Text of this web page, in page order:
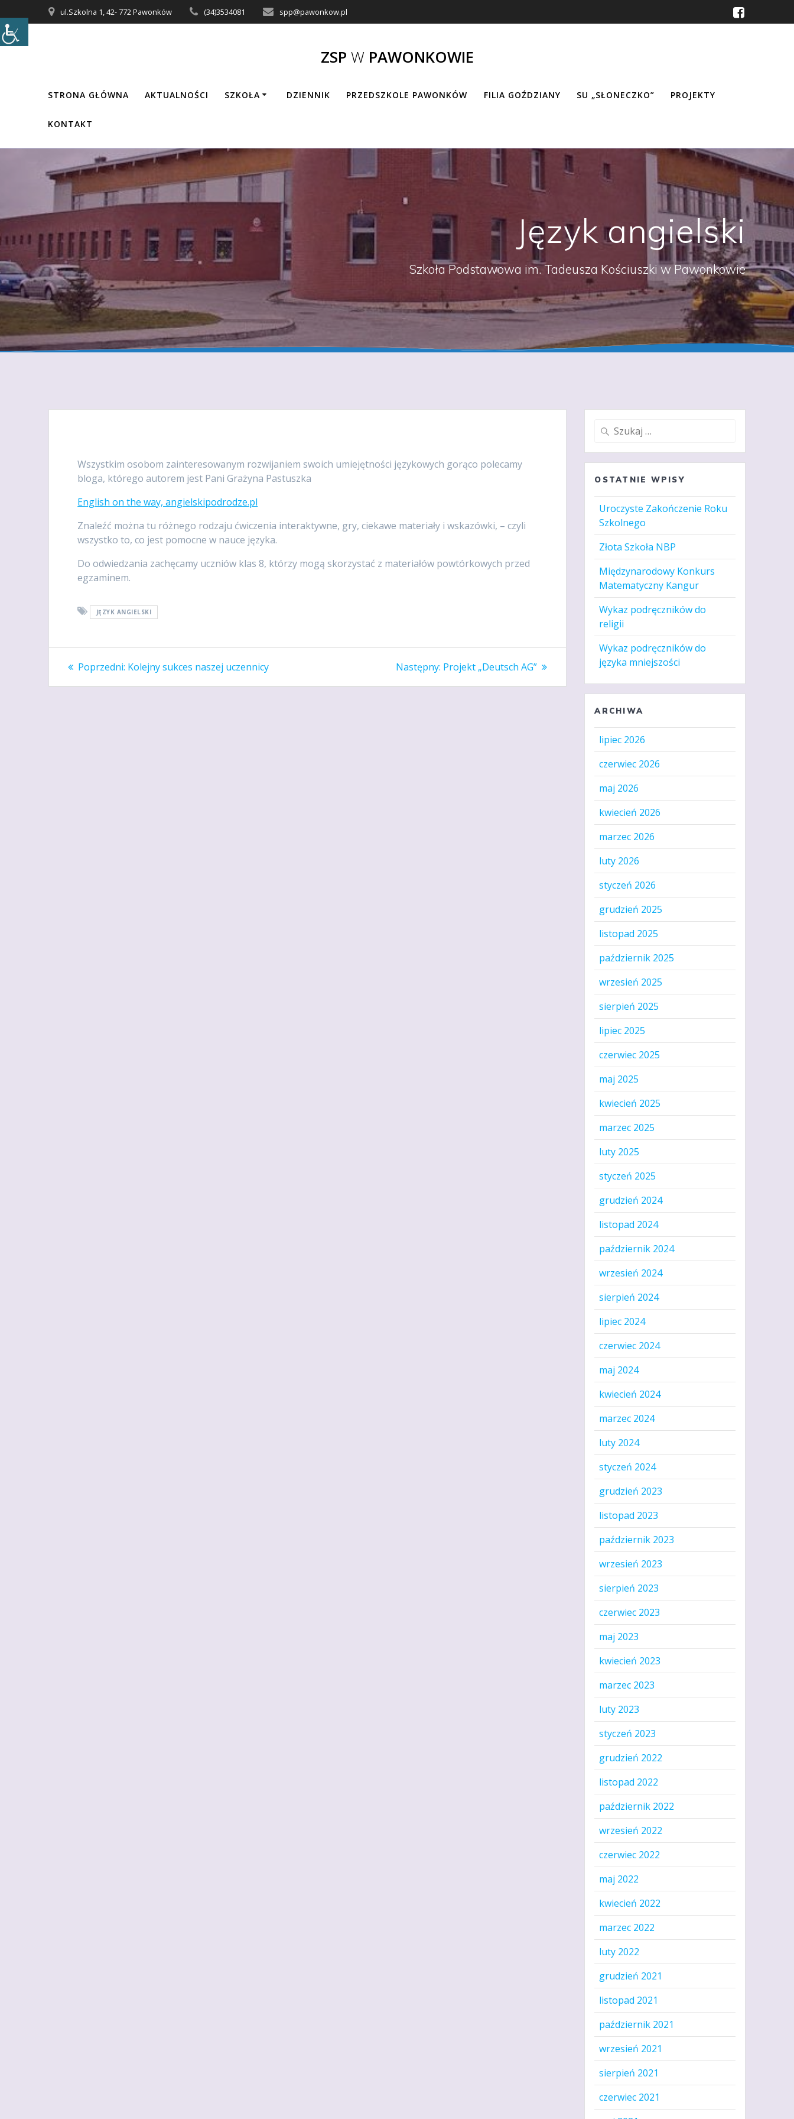
do
treści
ul.Szkolna 1, 42- 772 Pawonków (34)3534081 spp@pawonkow.pl
ZSP W PAWONKOWIE
STRONA GŁÓWNA AKTUALNOŚCI SZKOŁA DZIENNIK PRZEDSZKOLE PAWONKÓW FILIA GOŹDZIANY SU „SŁONECZKO” PROJEKTY
KONTAKT
Język angielski
Szkoła Podstawowa im. Tadeusza Kościuszki w Pawonkowie
Wszystkim osobom zainteresowanym rozwijaniem swoich umiejętności językowych gorąco polecamy
bloga, którego autorem jest Pani Grażyna Pastuszka
English on the way, angielskipodrodze.pl
Znaleźć można tu różnego rodzaju ćwiczenia interaktywne, gry, ciekawe materiały i wskazówki, – czyli
wszystko to, co jest pomocne w nauce języka.
Do odwiedzania zachęcamy uczniów klas 8, którzy mogą skorzystać z materiałów powtórkowych przed
egzaminem.
JĘZYK ANGIELSKI
Nawigacja
wpisu
Poprzedni: Poprzedni
Kolejny sukces naszej uczennicy Następny: Następny
Projekt „Deutsch AG”
Szukaj:
OSTATNIE WPISY
Uroczyste Zakończenie Roku
Szkolnego
Złota Szkoła NBP
Międzynarodowy Konkurs
Matematyczny Kangur
Wykaz podręczników do
religii
Wykaz podręczników do
języka mniejszości
ARCHIWA
lipiec 2026
czerwiec 2026
maj 2026
kwiecień 2026
marzec 2026
luty 2026
styczeń 2026
grudzień 2025
listopad 2025
październik 2025
wrzesień 2025
sierpień 2025
lipiec 2025
czerwiec 2025
maj 2025
kwiecień 2025
marzec 2025
luty 2025
styczeń 2025
grudzień 2024
listopad 2024
październik 2024
wrzesień 2024
sierpień 2024
lipiec 2024
czerwiec 2024
maj 2024
kwiecień 2024
marzec 2024
luty 2024
styczeń 2024
grudzień 2023
listopad 2023
październik 2023
wrzesień 2023
sierpień 2023
czerwiec 2023
maj 2023
kwiecień 2023
marzec 2023
luty 2023
styczeń 2023
grudzień 2022
listopad 2022
październik 2022
wrzesień 2022
czerwiec 2022
maj 2022
kwiecień 2022
marzec 2022
luty 2022
grudzień 2021
listopad 2021
październik 2021
wrzesień 2021
sierpień 2021
czerwiec 2021